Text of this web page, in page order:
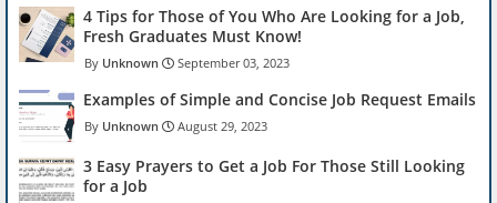
4 Tips for Those of You Who Are Looking for a Job,
Fresh Graduates Must Know!
Unknown September 03, 2023
Examples of Simple and Concise Job Request Emails
Unknown August 29, 2023
3 Easy Prayers to Get a Job For Those Still Looking
for a Job